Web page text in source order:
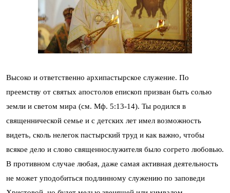
Высоко и ответственно архипастырское служение. По
преемству от святых апостолов епископ призван быть солью
земли и светом мира (см. Мф. 5:13-14). Ты родился в
священнической семье и с детских лет имел возможность
видеть, сколь нелегок пастырский труд и как важно, чтобы
всякое дело и слово священнослужителя было согрето любовью.
В противном случае любая, даже самая активная деятельность
не может уподобиться подлинному служению по заповеди